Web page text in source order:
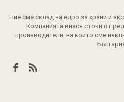
Ние сме склад на едро за храни и
Компанията внася стоки от
производители, на които сме